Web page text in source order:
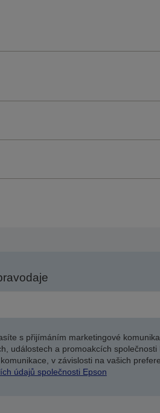
s přijímáním marketingové
událostech a promoakcích
v závislosti na vašich
údajů společnosti Epson